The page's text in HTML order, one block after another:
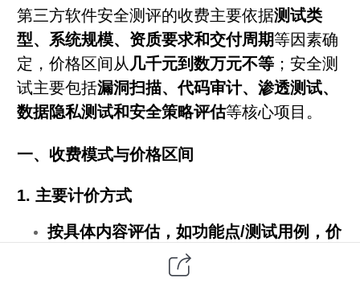
第三方软件安全测评的收费主要依据测试类
型、系统规模、资质要求和交付周期等因素确
定，价格区间从 几千元到数万元不等 ；安全测
试主要包括漏洞扫描、代码审计、渗透测试、
数据隐私测试和安全策略评估等核心项目。
一、收费模式与价格区间
1. 主要计价方式
按具体内容评估，如功能点/测试用例，价
格区间一般是几千到几万不等。